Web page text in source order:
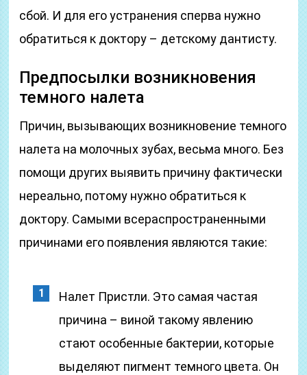
сбой. И для его устранения сперва нужно
обратиться к доктору – детскому дантисту.
Предпосылки возникновения
темного налета
Причин, вызывающих возникновение темного
налета на молочных зубах, весьма много. Без
помощи других выявить причину фактически
нереально, потому нужно обратиться к
доктору. Самыми всераспространенными
причинами его появления являются такие:
Налет Пристли. Это самая частая
причина – виной такому явлению
стают особенные бактерии, которые
выделяют пигмент темного цвета. Он